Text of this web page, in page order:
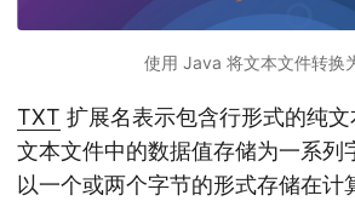
使用 Java 将文本文件转换
TXT 扩展名表示包含行形式的纯
文本文件中的数据值存储为一系列
以一个或两个字节的形式存储在计